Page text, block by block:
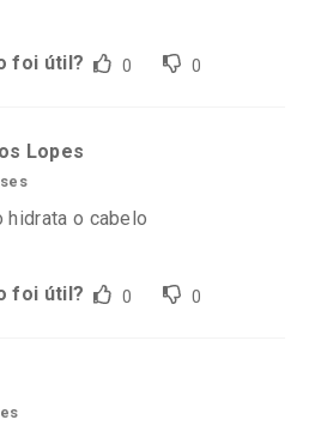
foi útil? 0 0
Lopes
hidrata o cabelo
foi útil? 0 0